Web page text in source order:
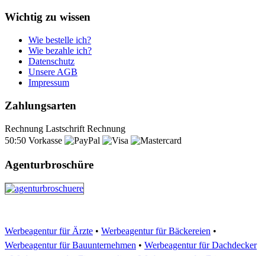
Wichtig zu wissen
Wie bestelle ich?
Wie bezahle ich?
Datenschutz
Unsere AGB
Impressum
Zahlungsarten
Rechnung Lastschrift Rechnung
50:50 Vorkasse
Agenturbroschüre
Werbeagentur für Ärzte • Werbeagentur für Bäckereien •
Werbeagentur für Bauunternehmen • Werbeagentur für Dachdecker